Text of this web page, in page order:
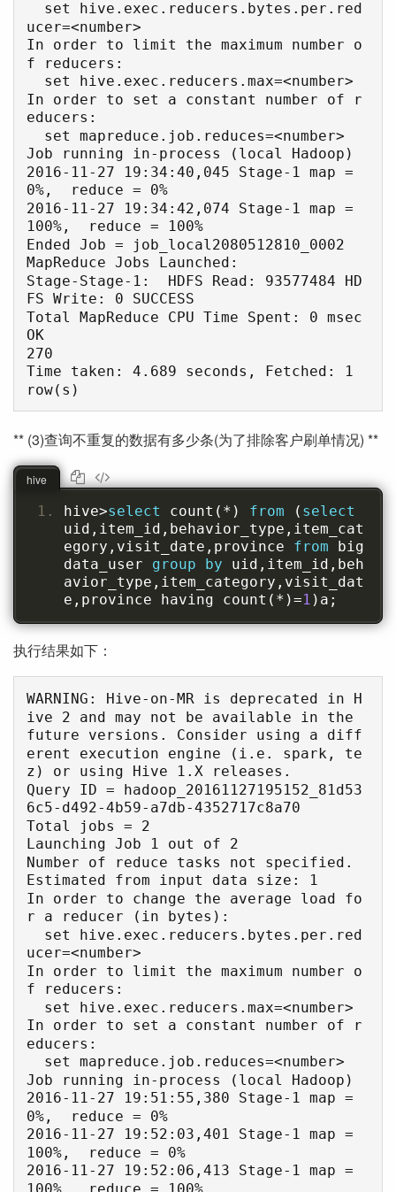
ucer=<number>
In order to limit the maximum number o
f reducers:
In order to set a constant number of r
educers:
Job running in-process (local Hadoop)
2016-11-27 19:34:40,045 Stage-1 map =
0%,  reduce = 0%
2016-11-27 19:34:42,074 Stage-1 map =
100%,  reduce = 100%
Ended Job = job_local2080512810_0002
MapReduce Jobs Launched:
Stage-Stage-1:  HDFS Read: 93577484 HD
FS Write: 0 SUCCESS
Total MapReduce CPU Time Spent: 0 msec
OK
270
Time taken: 4.689 seconds, Fetched: 1
** (3)查询不重复的数据有多少条(为了排除客户刷单情况) **
hive>select count (*) from ( select
uid , item_id , behavior_type , item_cat
egory , visit_date , province from big
data_user group by uid , item_id , beh
avior_type , item_category , visit_dat
e , province having count (*)=1 ) a ;
hive
执行结果如下：
WARNING: Hive-on-MR is deprecated in H
ive 2 and may not be available in the
future versions. Consider using a diff
erent execution engine (i.e. spark, te
z) or using Hive 1.X releases.
Query ID = hadoop_20161127195152_81d53
6c5-d492-4b59-a7db-4352717c8a70
Total jobs = 2
Launching Job 1 out of 2
Number of reduce tasks not specified.
Estimated from input data size: 1
In order to change the average load fo
r a reducer (in bytes):
ucer=<number>
In order to limit the maximum number o
f reducers:
In order to set a constant number of r
educers:
Job running in-process (local Hadoop)
2016-11-27 19:51:55,380 Stage-1 map =
0%,  reduce = 0%
2016-11-27 19:52:03,401 Stage-1 map =
100%,  reduce = 0%
2016-11-27 19:52:06,413 Stage-1 map =
100%,  reduce = 100%